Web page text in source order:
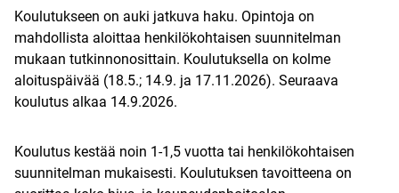
Koulutukseen on auki jatkuva haku. Opintoja on
mahdollista aloittaa henkilökohtaisen suunnitelman
mukaan tutkinnonosittain. Koulutuksella on kolme
aloituspäivää (18.5.; 14.9. ja 17.11.2026). Seuraava
koulutus alkaa 14.9.2026.
Koulutus kestää noin 1-1,5 vuotta tai henkilökohtaisen
suunnitelman mukaisesti. Koulutuksen tavoitteena on